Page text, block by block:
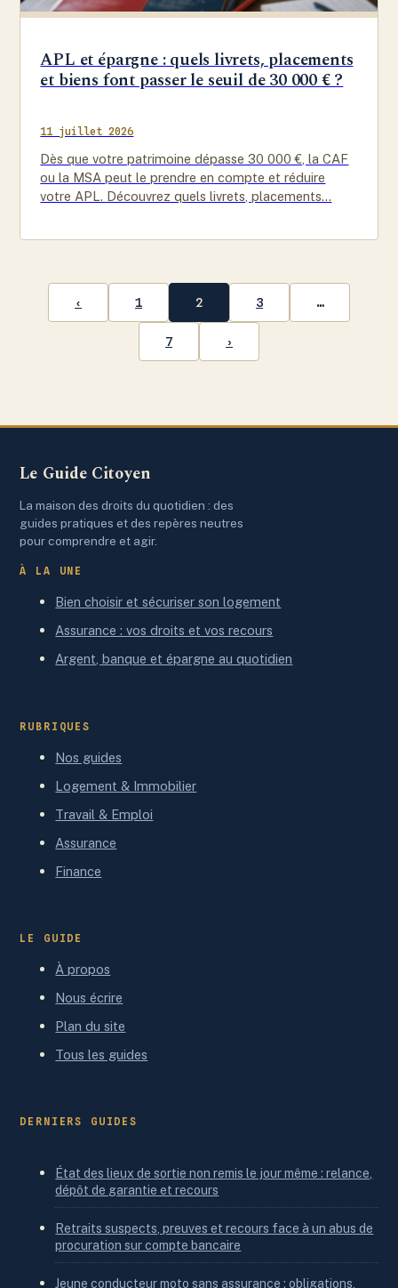
APL et épargne : quels livrets, placements
et biens font passer le seuil de 30 000 € ?
11 juillet 2026
Dès que votre patrimoine dépasse 30 000 €, la CAF
ou la MSA peut le prendre en compte et réduire
votre APL. Découvrez quels livrets, placements…
‹ 1 2 3 …
7 ›
Le Guide Citoyen
La maison des droits du quotidien : des
guides pratiques et des repères neutres
pour comprendre et agir.
À LA UNE
Bien choisir et sécuriser son logement
Assurance : vos droits et vos recours
Argent, banque et épargne au quotidien
RUBRIQUES
Nos guides
Logement & Immobilier
Travail & Emploi
Assurance
Finance
LE GUIDE
À propos
Nous écrire
Plan du site
Tous les guides
DERNIERS GUIDES
État des lieux de sortie non remis le jour même : relance,
dépôt de garantie et recours
Retraits suspects, preuves et recours face à un abus de
procuration sur compte bancaire
Jeune conducteur moto sans assurance : obligations,